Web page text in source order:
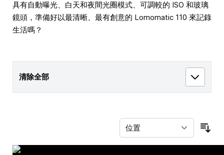
具有自動曝光、白天和夜間光圈模式、可調較的 ISO 和玻璃
鏡頭，準備好以最清晰、最有創意的 Lomomatic 110 來記錄
生活嗎？
清除全部